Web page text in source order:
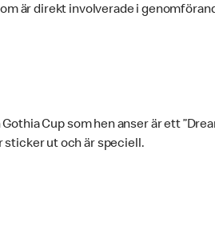
är direkt involverade i
Cup som hen anser är ett
sticker ut och är speciell.